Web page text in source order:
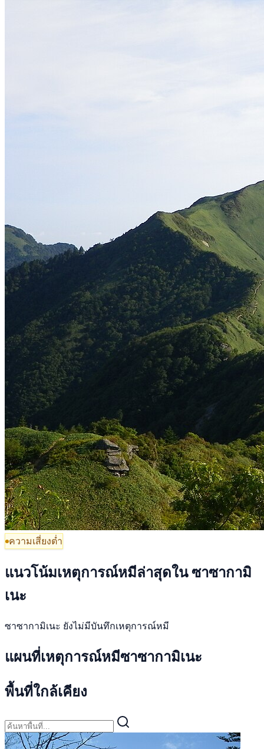
ความเสี่ยงต่ำ
แนวโน้มเหตุการณ์หมีล่าสุดใน ซาซากามิ
เนะ
ซาซากามิเนะ ยังไม่มีบันทึกเหตุการณ์หมี
แผนที่เหตุการณ์หมีซาซากามิเนะ
พื้นที่ใกล้เคียง